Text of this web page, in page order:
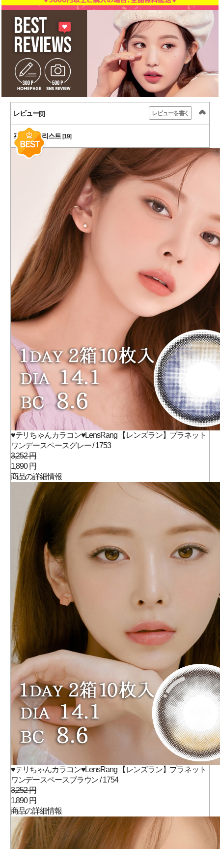
レビュー[0] レビューを書く
관련 상품 리스트[19]
♥テリちゃんカラコン♥LensRang 【レンズラン】プラネット
ワンデースペースグレー / 1753
3,252 円
1,890 円
商品の詳細情報
♥テリちゃんカラコン♥LensRang 【レンズラン】プラネット
ワンデースペースブラウン / 1754
3,252 円
1,890 円
商品の詳細情報